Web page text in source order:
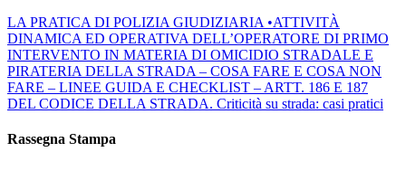
LA PRATICA DI POLIZIA GIUDIZIARIA •ATTIVITÀ
DINAMICA ED OPERATIVA DELL’OPERATORE DI PRIMO
INTERVENTO IN MATERIA DI OMICIDIO STRADALE E
PIRATERIA DELLA STRADA – COSA FARE E COSA NON
FARE – LINEE GUIDA E CHECKLIST – ARTT. 186 E 187
DEL CODICE DELLA STRADA. Criticità su strada: casi pratici
Rassegna Stampa